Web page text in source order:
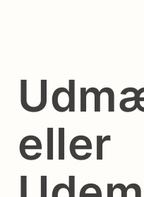
eller